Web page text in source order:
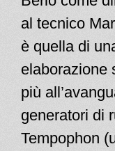
al tecnico
è quella di
elaborazione
più
generatori di
Tempophon